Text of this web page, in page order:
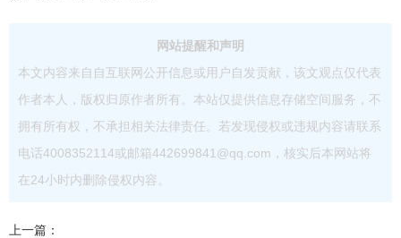
网站提醒和声明
本文内容来自自互联网公开信息或用户自发贡献，该文观点仅代表
作者本人，版权归原作者所有。本站仅提供信息存储空间服务，不
拥有所有权，不承担相关法律责任。若发现侵权或违规内容请联系
电话4008352114或邮箱442699841@qq.com，核实后本网站将
在24小时内删除侵权内容。
上一篇：